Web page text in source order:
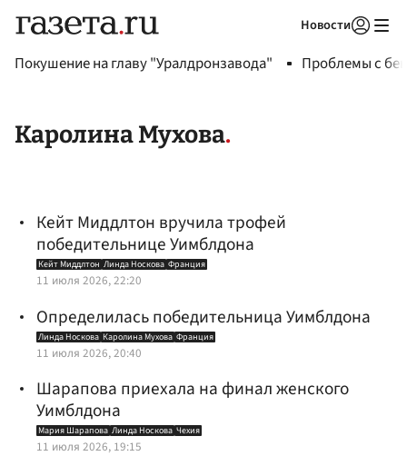
Новости
Покушение на главу "Уралдронзавода" Проблемы с
Каролина Мухова
Кейт Миддлтон вручила трофей
победительнице Уимблдона
Кейт Миддлтон Линда Носкова Франция
11 июля 2026, 22:20
Определилась победительница Уимблдона
Линда Носкова Каролина Мухова Франция
11 июля 2026, 20:40
Шарапова приехала на финал женского
Уимблдона
Мария Шарапова Линда Носкова Чехия
11 июля 2026, 19:15